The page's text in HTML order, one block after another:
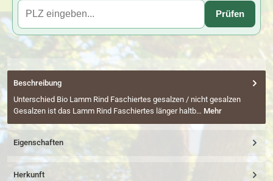
Prüfen
Beschreibung
Unterschied Bio Lamm Rind Faschiertes gesalzen / nicht gesalzen
Gesalzen ist das Lamm Rind Faschiertes länger haltb… Mehr
Eigenschaften
Herkunft